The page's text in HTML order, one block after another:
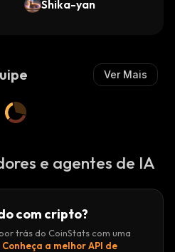
Shika-yan
Ver Mais
e agentes de IA
com cripto?
trás do CoinStats com uma
Conheça a melhor API de